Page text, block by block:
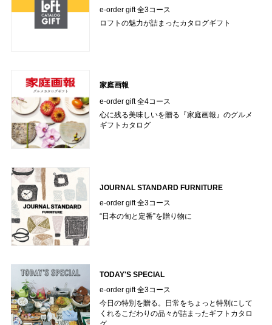
e-order gift 全3コース
ロフトの魅力が詰まったカタログギフト
家庭画報
e-order gift 全4コース
心に残る美味しいを贈る『家庭画報』のグルメ
ギフトカタログ
JOURNAL STANDARD FURNITURE
e-order gift 全3コース
“日本の旬と定番”を贈り物に
TODAY'S SPECIAL
e-order gift 全3コース
今日の特別を贈る。日常をちょっと特別にして
くれるこだわりの品々が詰まったギフトカタロ